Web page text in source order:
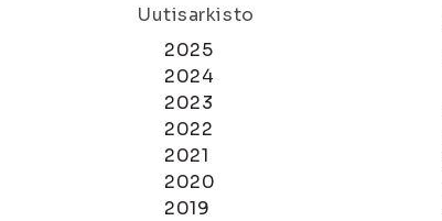
Uutisarkisto
2025
2024
2023
2022
2021
2020
2019